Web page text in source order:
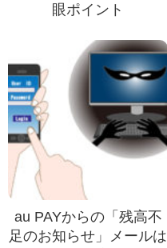
眼ポイント
au PAYからの「残高不
足のお知らせ」メールは